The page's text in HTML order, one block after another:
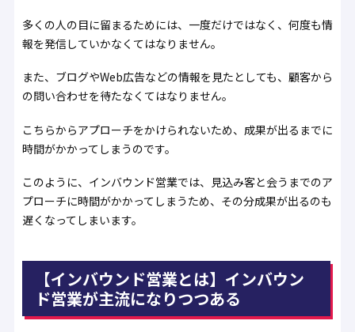
多くの人の目に留まるためには、一度だけではなく、何度も情
報を発信していかなくてはなりません。
また、ブログやWeb広告などの情報を見たとしても、顧客から
の問い合わせを待たなくてはなりません。
こちらからアプローチをかけられないため、成果が出るまでに
時間がかかってしまうのです。
このように、インバウンド営業では、見込み客と会うまでのア
プローチに時間がかかってしまうため、その分成果が出るのも
遅くなってしまいます。
【インバウンド営業とは】インバウン
ド営業が主流になりつつある